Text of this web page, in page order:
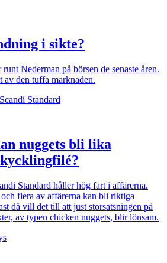
i sikte?
Nederman på börsen de senaste åren.
av den tuffa marknaden.
Scandi Standard
nuggets bli lika
Standard håller hög fart i affärerna.
flera av affärerna kan bli riktiga
då vill det till att just storsatsningen på
av typen chicken nuggets, blir lönsam.